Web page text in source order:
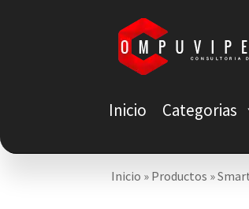
Saltar
navegación
contenido
Inicio Categorias
Inicio » Productos »